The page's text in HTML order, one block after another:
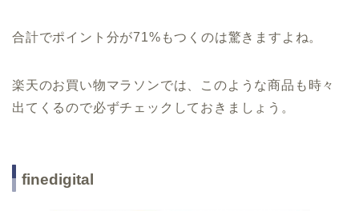
合計でポイント分が71%もつくのは驚きますよね。
楽天のお買い物マラソンでは、このような商品も時々
出てくるので必ずチェックしておきましょう。
finedigital